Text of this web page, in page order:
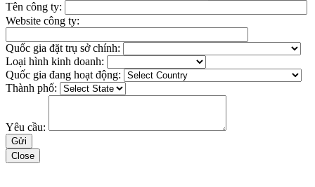
Tên công ty:
Website công ty:
Quốc gia đặt trụ sở chính:
Loại hình kinh doanh:
Quốc gia đang hoạt động:
Thành phố:
Yêu cầu:
Close